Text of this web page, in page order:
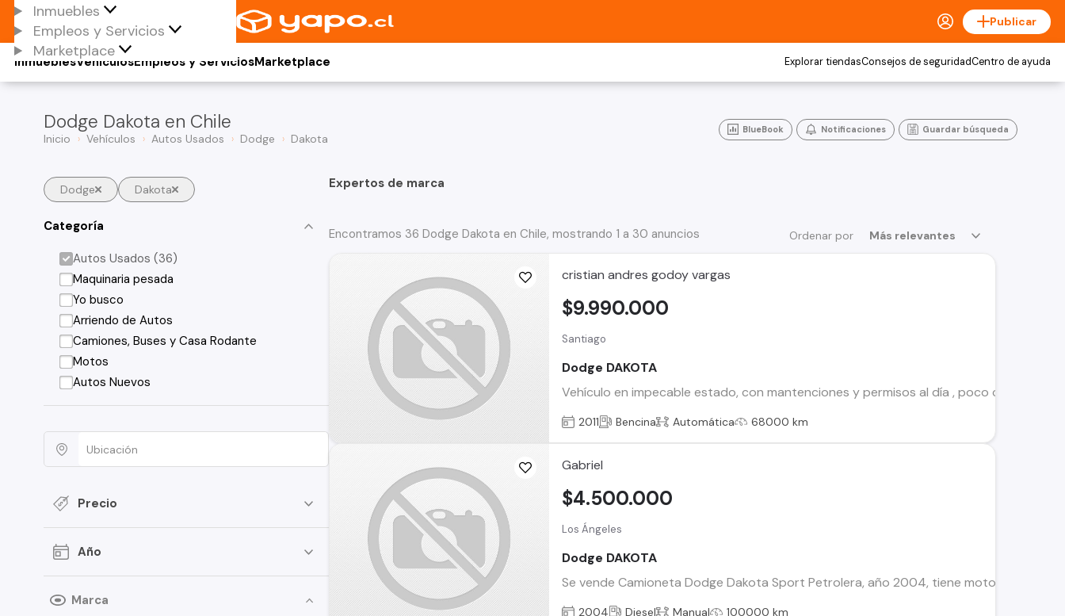
Inmuebles
Empleos y Servicios
Marketplace
Publicar
Vehículos
Inmuebles Empleos y ServiciosMarketplace Explorar tiendasConsejos de seguridadCentro de ayuda
Dodge Dakota en Chile
Inicio Vehículos Autos Usados Dodge Dakota
BlueBook Notificaciones Guardar búsqueda
Dodge Dakota
Categoría
Autos Usados (36)
Maquinaria pesada
Yo busco
Arriendo de Autos
Camiones, Buses y Casa Rodante
Motos
Autos Nuevos
Precio
Año
Marca
Expertos de marca
Ordenar por Más relevantes
Encontramos 36 Dodge Dakota en Chile, mostrando 1 a 30 anuncios
cristian andres godoy vargas
Santiago
Dodge DAKOTA
Vehículo en impecable estado, con mantenciones y permisos al día , poco
$9.990.000
2011 Bencina Automática 68000 km
Gabriel
Los Ángeles
Dodge DAKOTA
Se vende Camioneta Dodge Dakota Sport Petrolera, año 2004, tiene motor td27 y
$4.500.000
2004 Diesel Manual 100000 km